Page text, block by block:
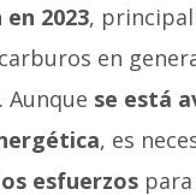
2023,
en
se está
, es
esfuerzos